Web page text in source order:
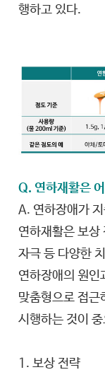
행하고 있다.
Q. 연하재활은
A. 연하장애가
연하재활은 보상
자극 등 다양한
연하장애의 원인
맞춤형으로 접근
시행하는 것이
1. 보상 전략